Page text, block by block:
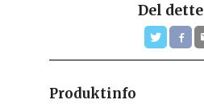
Del dette
Produktinfo